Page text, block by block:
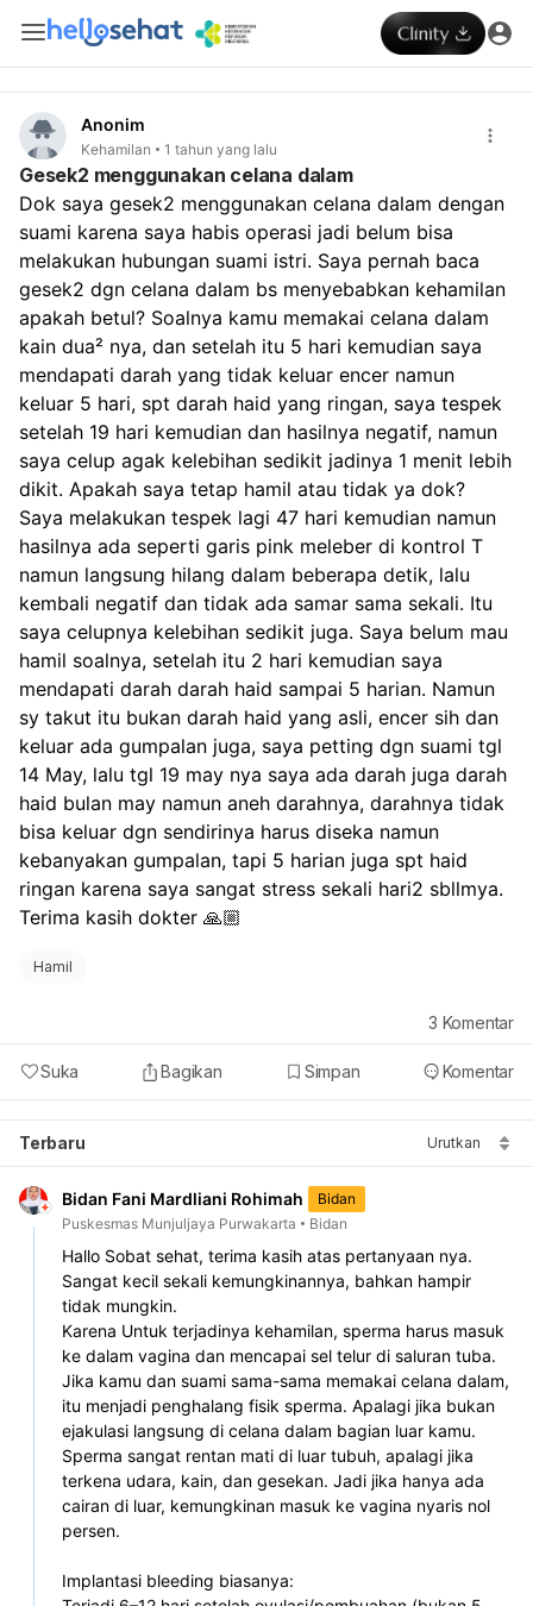
Anonim
Kehamilan 1 tahun yang lalu
Gesek2 menggunakan celana dalam
Dok saya gesek2 menggunakan celana dalam dengan
suami karena saya habis operasi jadi belum bisa
melakukan hubungan suami istri. Saya pernah baca
gesek2 dgn celana dalam bs menyebabkan kehamilan
apakah betul? Soalnya kamu memakai celana dalam
kain dua² nya, dan setelah itu 5 hari kemudian saya
mendapati darah yang tidak keluar encer namun
keluar 5 hari, spt darah haid yang ringan, saya tespek
setelah 19 hari kemudian dan hasilnya negatif, namun
saya celup agak kelebihan sedikit jadinya 1 menit lebih
dikit. Apakah saya tetap hamil atau tidak ya dok?
Saya melakukan tespek lagi 47 hari kemudian namun
hasilnya ada seperti garis pink meleber di kontrol T
namun langsung hilang dalam beberapa detik, lalu
kembali negatif dan tidak ada samar sama sekali. Itu
saya celupnya kelebihan sedikit juga. Saya belum mau
hamil soalnya, setelah itu 2 hari kemudian saya
mendapati darah darah haid sampai 5 harian. Namun
sy takut itu bukan darah haid yang asli, encer sih dan
keluar ada gumpalan juga, saya petting dgn suami tgl
14 May, lalu tgl 19 may nya saya ada darah juga darah
haid bulan may namun aneh darahnya, darahnya tidak
bisa keluar dgn sendirinya harus diseka namun
kebanyakan gumpalan, tapi 5 harian juga spt haid
ringan karena saya sangat stress sekali hari2 sbllmya.
Terima kasih dokter 🙏🏼
Hamil
Suka Bagikan Simpan Komentar
3 Komentar
Terbaru Urutkan
Bidan Fani Mardliani Rohimah
Bidan
Puskesmas Munjuljaya Purwakarta
Bidan
Hallo Sobat sehat, terima kasih atas pertanyaan nya.
Sangat kecil sekali kemungkinannya, bahkan hampir
tidak mungkin.
Karena Untuk terjadinya kehamilan, sperma harus masuk
ke dalam vagina dan mencapai sel telur di saluran tuba.
Jika kamu dan suami sama-sama memakai celana dalam,
itu menjadi penghalang fisik sperma. Apalagi jika bukan
ejakulasi langsung di celana dalam bagian luar kamu.
Sperma sangat rentan mati di luar tubuh, apalagi jika
terkena udara, kain, dan gesekan. Jadi jika hanya ada
cairan di luar, kemungkinan masuk ke vagina nyaris nol
persen.
Implantasi bleeding biasanya: